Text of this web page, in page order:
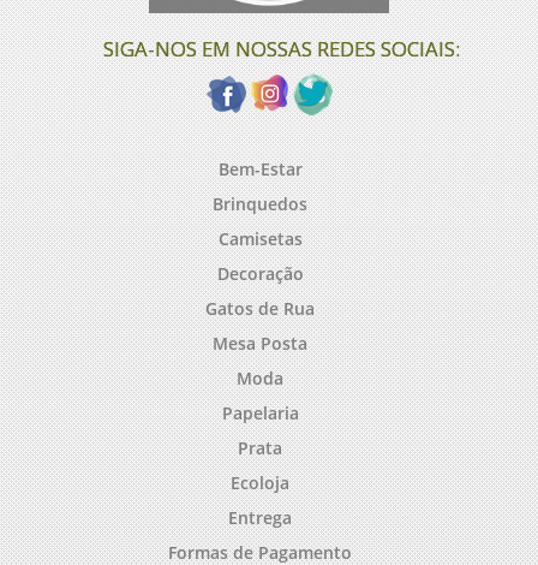
SIGA-NOS EM NOSSAS REDES SOCIAIS:
Bem-Estar
Brinquedos
Camisetas
Decoração
Gatos de Rua
Mesa Posta
Moda
Papelaria
Prata
Ecoloja
Entrega
Formas de Pagamento